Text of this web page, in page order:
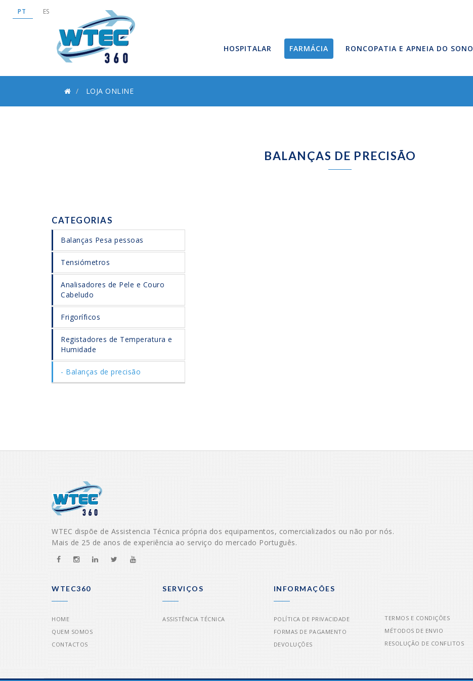
PT ES
HOSPITALAR FARMÁCIA RONCOPATIA E APNEIA DO SONO
LOJA ONLINE
BALANÇAS DE PRECISÃO
CATEGORIAS
Balanças Pesa pessoas
Tensiómetros
Analisadores de Pele e Couro
Cabeludo
Frigoríficos
Registadores de Temperatura e
Humidade
Balanças de precisão
WTEC dispõe de Assistencia Técnica própria dos equipamentos, comercializados ou não por nós.
Mais de 25 de anos de experiência ao serviço do mercado Português.
WTEC360
HOME
QUEM SOMOS
CONTACTOS
SERVIÇOS
ASSISTÊNCIA TÉCNICA
INFORMAÇÕES
POLÍTICA DE PRIVACIDADE
FORMAS DE PAGAMENTO
DEVOLUÇÕES
TERMOS E CONDIÇÕES
MÉTODOS DE ENVIO
RESOLUÇÃO DE CONFLITOS